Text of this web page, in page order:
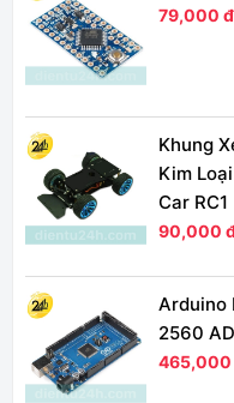
79,000 đ
Khung
Kim
Car RC1
90,000
Arduino
2560
465,000